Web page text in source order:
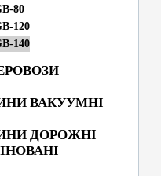
80
120
140
ВАКУУМНІ
ДОРОЖНІ